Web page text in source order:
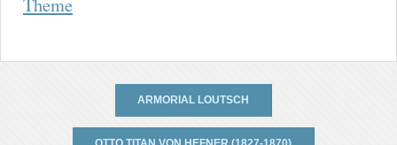
ARMORIAL LOUTSCH